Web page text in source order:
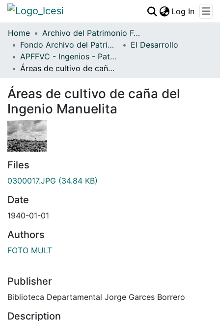
Communities & Collections
All of DSpace
Log In
Home
Archivo del Patrimonio Fotográfico y Fílmico del Valle del Cauca
Fondo Archivo del Patrimonio Fotográfico y Fílmico del Valle del Cauca
El Desarrollo
APFFVC - Ingenios - Patrimonial
Áreas de cultivo de caña del Ingenio Manuelita
Áreas de cultivo de caña del
Ingenio Manuelita
Files
0300017.JPG (34.84 KB)
Date
1940-01-01
Authors
FOTO MULT
Publisher
Biblioteca Departamental Jorge Garces Borrero
Description